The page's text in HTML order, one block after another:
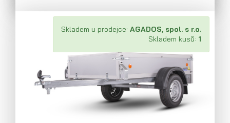
Přívěsy s koly vedle ložné plochy
(překližkové a hliníkové bočnice)
Skladem u prodejce: AGADOS, spol. s r.o.
Skladem kusů: 1